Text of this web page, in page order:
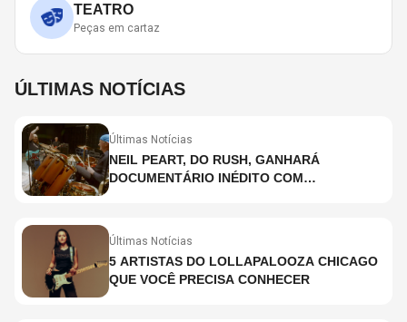
TEATRO
Peças em cartaz
ÚLTIMAS NOTÍCIAS
Últimas Notícias
NEIL PEART, DO RUSH, GANHARÁ
DOCUMENTÁRIO INÉDITO COM
Últimas Notícias
5 ARTISTAS DO LOLLAPALOOZA CHICAGO
QUE VOCÊ PRECISA CONHECER